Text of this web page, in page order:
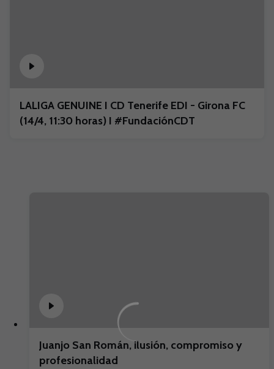
LALIGA GENUINE I CD Tenerife EDI - Girona FC
(14/4, 11:30 horas) I #FundaciónCDT
Juanjo San Román, ilusión, compromiso y
profesionalidad